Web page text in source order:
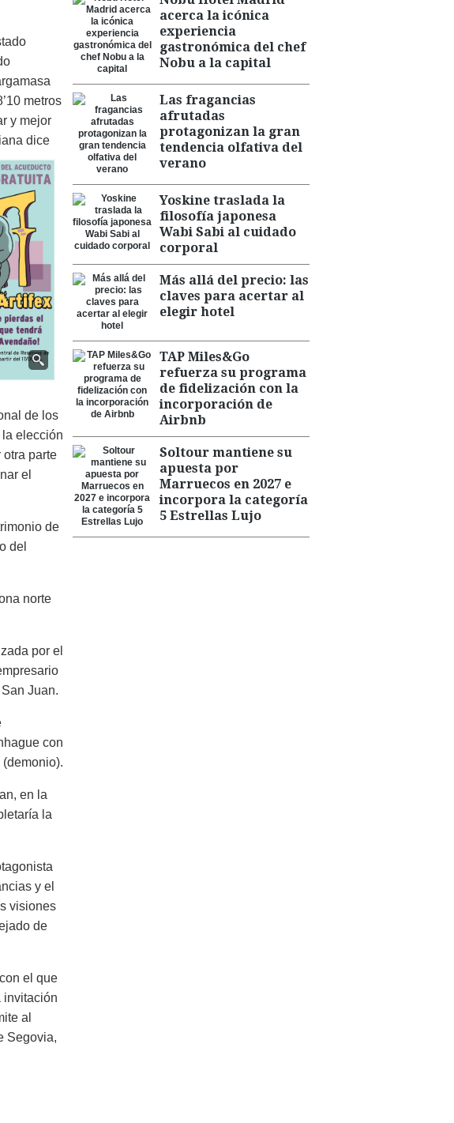
metros
y mejor
dice
de los
elección
parte
el
de
del
norte
por el
Juan.
con
en la
la
y el
visiones
de
el que
invitación
al
Segovia,
acerca la icónica
experiencia
gastronómica del chef
Nobu a la capital
Las fragancias
afrutadas
protagonizan la gran
tendencia olfativa del
verano
Yoskine traslada la
filosofía japonesa
Wabi Sabi al cuidado
corporal
Más allá del precio: las
claves para acertar al
elegir hotel
TAP Miles&Go
refuerza su programa
de fidelización con la
incorporación de
Airbnb
Soltour mantiene su
apuesta por
Marruecos en 2027 e
incorpora la categoría
5 Estrellas Lujo